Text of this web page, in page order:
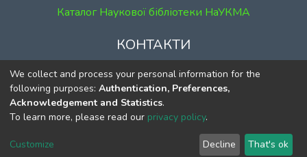
Каталог Наукової бібліотеки НаУКМА
КОНТАКТИ
м. Київ, вул. Григорія Сковороди, 2
к. 1, к. 120
тел. (044) 463-69-31
ekmair@ukma.edu.ua
We collect and process your personal information for the
following purposes: Authentication, Preferences,
Acknowledgement and Statistics.
To learn more, please read our privacy policy.
Customize Decline That's ok